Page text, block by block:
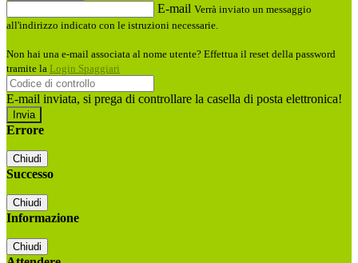
E-mail Verrà inviato un messaggio
all'indirizzo indicato con le istruzioni necessarie.
Non hai una e-mail associata al nome utente? Effettua il reset della password
tramite la Login Spaggiari
E-mail inviata, si prega di controllare la casella di posta elettronica!
Errore
Chiudi
Successo
Chiudi
Informazione
Chiudi